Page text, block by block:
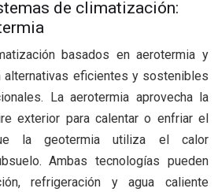
de climatización:
basados en aerotermia y
alternativas eficientes y sostenibles
La aerotermia aprovecha la
exterior para calentar o enfriar el
la geotermia utiliza el calor
Ambas tecnologías pueden
refrigeración y agua caliente